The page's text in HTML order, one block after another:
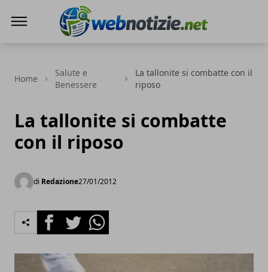
Home
Salute e
Benessere
La tallonite si combatte con il
riposo
La tallonite si combatte
con il riposo
di Redazione27/01/2012
FacebookTwitterWhatsapp